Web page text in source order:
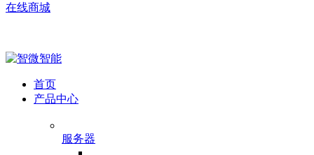
在线商城
首页
产品中心
服务器